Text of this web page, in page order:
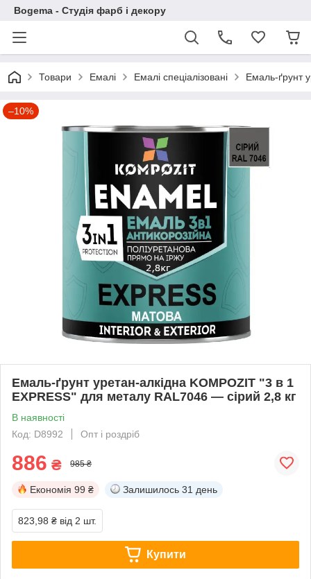
Bogema - Студія фарб і декору
Товари Емалі Емалі спеціалізовані Емаль-ґрунт
–10%
Емаль-ґрунт уретан-алкідна KOMPOZIT "3 в 1
EXPRESS" для металу RAL7046 — сірий 2,8 кг
В наявності
Код: D8992
Опт і роздріб
886 ₴ 985 ₴
Економія 99 ₴ Залишилось 31 день
823,98 ₴ від 2 шт.
Купити